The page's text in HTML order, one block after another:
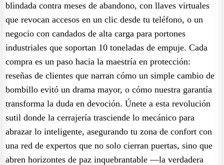
blindada contra meses de abandono, con llaves virtuales
que revocan accesos en un clic desde tu teléfono, o un
negocio con candados de alta carga para portones
industriales que soportan 10 toneladas de empuje. Cada
compra es un paso hacia la maestría en protección:
reseñas de clientes que narran cómo un simple cambio de
bombillo evitó un drama mayor, o cómo nuestra garantía
transforma la duda en devoción. Únete a esta revolución
sutil donde la cerrajería trasciende lo mecánico para
abrazar lo inteligente, asegurando tu zona de confort con
una red de expertos que no solo cierran puertas, sino que
abren horizontes de paz inquebrantable —la verdadera